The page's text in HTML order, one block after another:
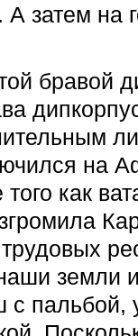
затем на
бравой
на
как
земли
пальбой,